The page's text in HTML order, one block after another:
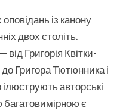
із канону
двох століть.
Григорія Квітки-
до Григора Тютюнника і
авторські
багатовимірною є